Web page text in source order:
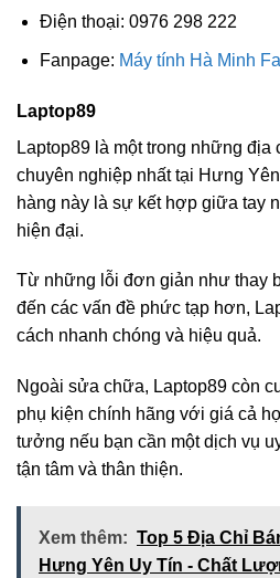
Điện thoại: 0976 298 222
Fanpage: Máy tính Hà Minh
Laptop89
Laptop89 là một trong những
chuyên nghiệp nhất tại Hưng
hàng này là sự kết hợp giữa tay
hiện đại.
Từ những lỗi đơn giản như thay
đến các vấn đề phức tạp hơn,
cách nhanh chóng và hiệu quả.
Ngoài sửa chữa, Laptop89 còn
phụ kiện chính hãng với giá cả
tưởng nếu bạn cần một dịch vụ
tận tâm và thân thiện.
Xem thêm: Top 5 Địa Chỉ
Hưng Yên Uy Tín - Chất